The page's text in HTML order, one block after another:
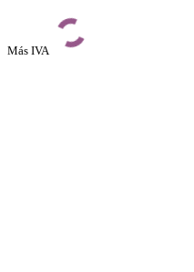
Más IVA